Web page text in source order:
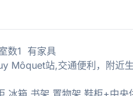
数1 有家具
Môquet站,交通便利，附近
冰箱,书架,置物架,鞋柜+中央